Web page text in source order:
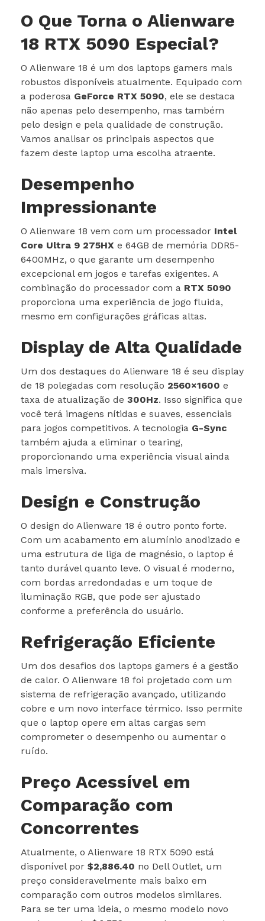
O Que Torna o Alienware
18 RTX 5090 Especial?
O Alienware 18 é um dos laptops gamers mais
robustos disponíveis atualmente. Equipado com
a poderosa GeForce RTX 5090, ele se destaca
não apenas pelo desempenho, mas também
pelo design e pela qualidade de construção.
Vamos analisar os principais aspectos que
fazem deste laptop uma escolha atraente.
Desempenho
Impressionante
O Alienware 18 vem com um processador Intel
Core Ultra 9 275HX e 64GB de memória DDR5-
6400MHz, o que garante um desempenho
excepcional em jogos e tarefas exigentes. A
combinação do processador com a RTX 5090
proporciona uma experiência de jogo fluida,
mesmo em configurações gráficas altas.
Display de Alta Qualidade
Um dos destaques do Alienware 18 é seu display
de 18 polegadas com resolução 2560×1600 e
taxa de atualização de 300Hz. Isso significa que
você terá imagens nítidas e suaves, essenciais
para jogos competitivos. A tecnologia G-Sync
também ajuda a eliminar o tearing,
proporcionando uma experiência visual ainda
mais imersiva.
Design e Construção
O design do Alienware 18 é outro ponto forte.
Com um acabamento em alumínio anodizado e
uma estrutura de liga de magnésio, o laptop é
tanto durável quanto leve. O visual é moderno,
com bordas arredondadas e um toque de
iluminação RGB, que pode ser ajustado
conforme a preferência do usuário.
Refrigeração Eficiente
Um dos desafios dos laptops gamers é a gestão
de calor. O Alienware 18 foi projetado com um
sistema de refrigeração avançado, utilizando
cobre e um novo interface térmico. Isso permite
que o laptop opere em altas cargas sem
comprometer o desempenho ou aumentar o
ruído.
Preço Acessível em
Comparação com
Concorrentes
Atualmente, o Alienware 18 RTX 5090 está
disponível por $2,886.40 no Dell Outlet, um
preço consideravelmente mais baixo em
comparação com outros modelos similares.
Para se ter uma ideia, o mesmo modelo novo